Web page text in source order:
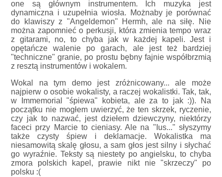
one są głównym instrumentem. Ich muzyka jest
dynamiczna i uzupełnia wiosła. Możnaby je porównać
do klawiszy z "Angeldemon" Hermh, ale na siłę. Nie
można zapomnieć o perkusji, która zmienia tempo wraz
z gitarami, no, to chyba jak w każdej kapeli. Jest i
opętańcze walenie po garach, ale jest też bardziej
"techniczne" granie, po prostu bębny fajnie współbrzmią
z resztą instrumentów i wokalem.
Wokal na tym demo jest zróżnicowany... ale może
najpierw o osobie wokalisty, a raczej wokalistki. Tak, tak,
w Immemorial "śpiewa" kobieta, ale za to jak :)). Na
początku nie mogłem uwierzyć, że ten skrzek, ryczenie,
czy jak to nazwać, jest dziełem dziewczyny, niektórzy
faceci przy Marcie to cieniasy. Ale na "Ius..." słyszymy
także czysty śpiew i deklamacje. Wokalistka ma
niesamowitą skalę głosu, a sam głos jest silny i słychać
go wyraźnie. Teksty są niestety po angielsku, to chyba
zmora polskich kapel, prawie nikt nie "skrzeczy" po
polsku :(